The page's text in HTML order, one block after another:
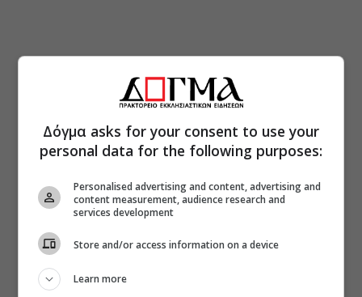
Δόγμα asks for your consent to use your
personal data for the following purposes:
Personalised advertising and content, advertising and
content measurement, audience research and
services development
Store and/or access information on a device
Learn more